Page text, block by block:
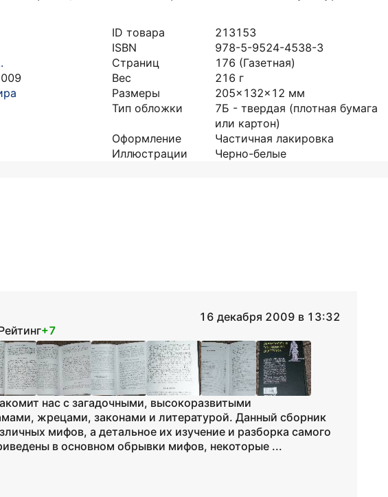
ID товара
213153
ISBN
978-5-9524-4538-3
Страниц
176 (Газетная)
Вес
216 г
Размеры
205x132x12 мм
Тип обложки
7Б - твердая (плотная бумага
или картон)
Оформление
Частичная лакировка
Иллюстрации
Черно-белые
16 декабря 2009 в 13:32
+7
нас с загадочными, высокоразвитыми
жрецами, законами и литературой. Данный сборник
мифов, а детальное их изучение и разборка самого
в основном обрывки мифов, некоторые ...